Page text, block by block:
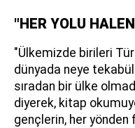
"HER YOLU
"Ülkemizde birileri
dünyada neye
sıradan bir ülke
diyerek, kitap
gençlerin, her